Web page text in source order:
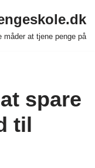
måder at tjene penge på
spare
til